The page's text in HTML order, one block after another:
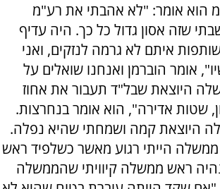
הוא אומר: "לא אהבתי את רע"מ
שזה אסון גדול כל כך. היה עדיף
איתם לא גרמה לנזקים, ואני
אומר הוברמן ואנחנו שואלים על
היוצאת שבל"ד תעבור את אחוז
שטות אדירה", הוא אומר בנחרצות.
היוצאת קמה ושמחתי שהיא נפלה.
הייתי רגוע מאשר כשלפיד ראש
ראש ממשלה קיוויתי שהממשלה